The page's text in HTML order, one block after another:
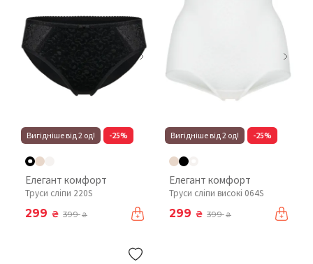
Вигідніше від 2 од! -25%
Елегант комфорт
Труси сліпи 220S
299 ₴ 399₴
Вигідніше від 2 од! -25%
Елегант комфорт
Труси сліпи високі 064S
299 ₴ 399₴